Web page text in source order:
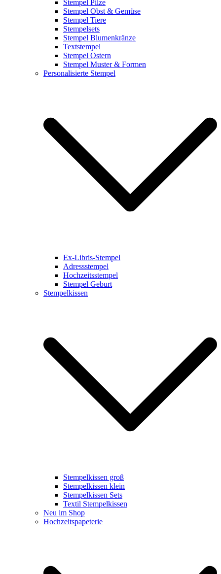
Stempel Pilze
Stempel Obst & Gemüse
Stempel Tiere
Stempelsets
Stempel Blumenkränze
Textstempel
Stempel Ostern
Stempel Muster & Formen
Personalisierte Stempel
Ex-Libris-Stempel
Adressstempel
Hochzeitsstempel
Stempel Geburt
Stempelkissen
Stempelkissen groß
Stempelkissen klein
Stempelkissen Sets
Textil Stempelkissen
Neu im Shop
Hochzeitspapeterie